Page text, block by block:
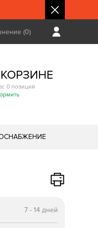
(0)
0 позиций
7 - 14 дней